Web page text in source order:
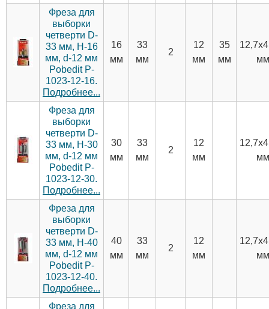
Фреза для
выборки
четверти D-
33 мм, H-16
мм, d-12 мм
Pobedit P-
1023-12-16.
Подробнее...
16
мм
33
мм
2
12
мм
35
мм
мм
Фреза для
выборки
четверти D-
33 мм, H-30
мм, d-12 мм
Pobedit P-
1023-12-30.
Подробнее...
30
мм
33
мм
2
12
мм
мм
Фреза для
выборки
четверти D-
33 мм, H-40
мм, d-12 мм
Pobedit P-
1023-12-40.
Подробнее...
40
мм
33
мм
2
12
мм
мм
Фреза для